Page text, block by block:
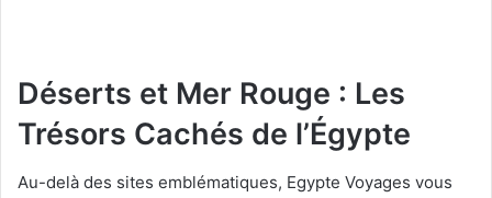
Déserts et Mer Rouge : Les
Trésors Cachés de l’Égypte
Au-delà des sites emblématiques, Egypte Voyages vous